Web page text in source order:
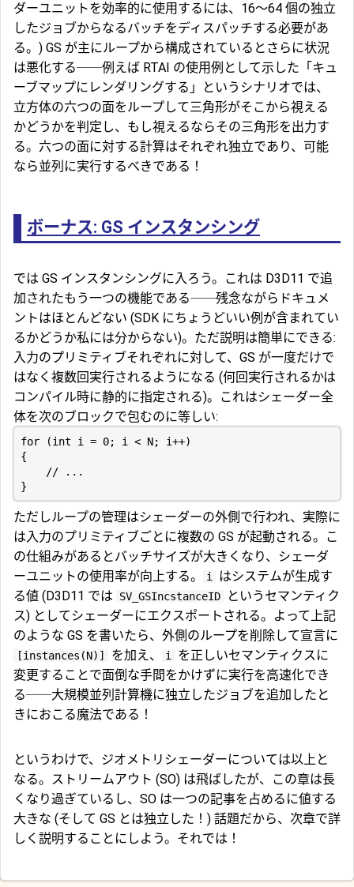
ダーユニットを効率的に使用するには、16～64 個の独立
したジョブからなるバッチをディスパッチする必要があ
る。) GS が主にループから構成されているとさらに状況
は悪化する──例えば RTAI の使用例として示した「 キュ
ーブマップにレンダリングする」というシナリオでは、
立方体の六つの面をループして三角形がそこから視える
かどうかを判定し、もし視えるならその三角形を出力す
る。六つの面に対する計算はそれぞれ独立であり、可能
なら並列に実行するべきである！
ボーナス: GS インスタンシング
では GS インスタンシングに入ろう。これは D3D11 で追
加されたもう一つの機能である──残念ながらドキュメ
ントはほとんどない (SDK にちょうどいい例が含まれてい
るかどうか私には分からない)。ただ説明は簡単にできる:
入力のプリミティブそれぞれに対して、GS が一度だけで
はなく複数回実行されるようになる (何回実行されるかは
コンパイル時に静的に指定される)。これはシェーダー全
体を次のブロックで包むのに等しい:
ただしループの管理はシェーダーの外側で行われ、実際に
は入力のプリミティブごとに複数の GS が起動される。こ
の仕組みがあるとバッチサイズが大きくなり、シェーダ
ーユニットの使用率が向上する。
i
はシステムが生成す
る値 (D3D11 では
SV_GSIncstanceID
というセマンティク
ス) としてシェーダーにエクスポートされる。よって上記
のような GS を書いたら、外側のループを削除して宣言に
[instances(N)] を加え、 i
を正しいセマンティクスに
変更することで面倒な手間をかけずに実行を高速化でき
る──大規模並列計算機に独立したジョブを追加したと
きにおこる魔法である！
というわけで、ジオメトリシェーダーについては以上と
なる。ストリームアウト (SO) は飛ばしたが、この章は長
くなり過ぎているし、SO は一つの記事を占めるに値する
大きな (そして GS とは独立した！) 話題だから、次章で詳
しく説明することにしよう。それでは！